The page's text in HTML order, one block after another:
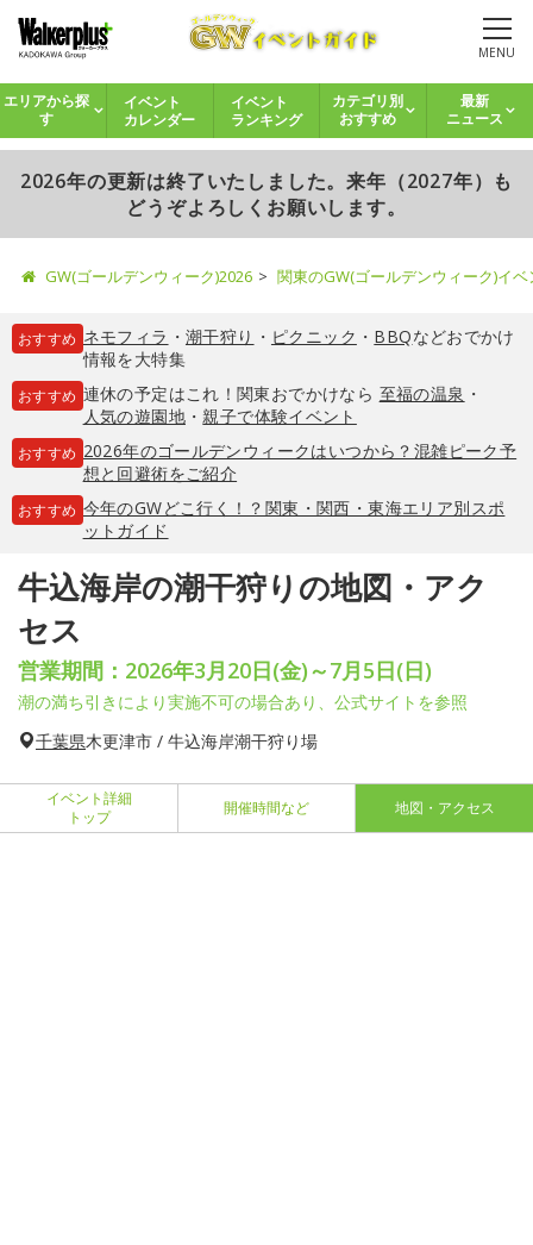
MENU
エリアから探
す
イベント
カレンダー
イベント
ランキング
カテゴリ別
おすすめ
最新
ニュース
2026年の更新は終了いたしました。来年（2027年）も
どうぞよろしくお願いします。
GW(ゴールデンウィーク)2026 関東のGW(ゴールデンウィーク)イ
おすすめ ネモフィラ ・ 潮干狩り ・ ピクニック ・ BBQなどおでかけ
情報を大特集
おすすめ 連休の予定はこれ！関東おでかけなら 至福の温泉 ・
人気の遊園地・親子で体験イベント
おすすめ 2026年のゴールデンウィークはいつから？混雑ピーク予
想と回避術をご紹介
おすすめ 今年のGWどこ行く！？関東・関西・東海エリア別スポ
ットガイド
牛込海岸の潮干狩りの地図・アク
セス
営業期間：2026年3月20日(金)～7月5日(日)
潮の満ち引きにより実施不可の場合あり、公式サイトを参照
千葉県木更津市 / 牛込海岸潮干狩り場
イベント詳細
トップ
開催時間など 地図・アクセス